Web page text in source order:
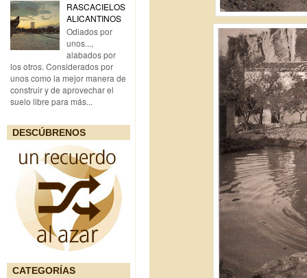
RASCACIELOS
ALICANTINOS
Odiados por
unos...,
alabados por
los otros. Considerados por
unos como la mejor manera de
construir y de aprovechar el
suelo libre para más...
DESCÚBRENOS
CATEGORÍAS